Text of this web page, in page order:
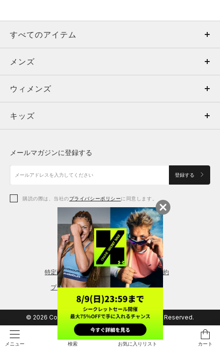
メニュー 検索 お気に入りリスト カート
すべてのアイテム
メンズ
ウィメンズ
キッズ
アクセサリー
メンズ
トップス
ボトムス
アクセサリー
ウィメンズ
トップス
シューズ
アクセサリー
レギンス＆タイツ
キッズ
シューズ
メールマガジンに登録する
登録する
購読の際は、当社のプライバシーポリシーに同意します。
特定商取引法に基づく通販の表記 会員規約
プライバシーポリシー
© 2026 Copyright DOME Corporation. All Rights Reserved.